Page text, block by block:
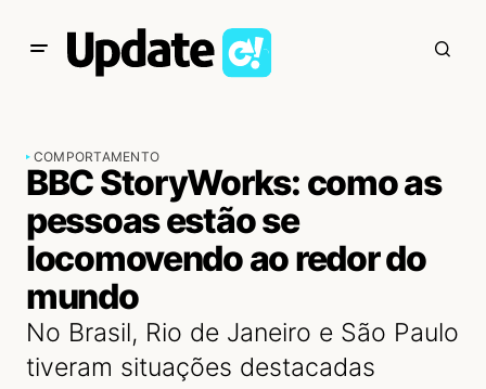
COMPORTAMENTO
BBC StoryWorks: como as
pessoas estão se
locomovendo ao redor do
mundo
No Brasil, Rio de Janeiro e São Paulo
tiveram situações destacadas